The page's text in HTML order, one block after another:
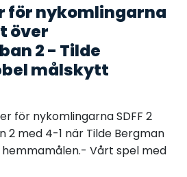
för nykomlingarna
över
2 - Tilde
målskytt
för nykomlingarna SDFF 2
2 med 4-1 när Tilde Bergman
Vårt spel med